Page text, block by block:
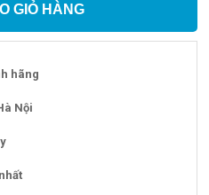
GIỎ HÀNG
hãng
Nội